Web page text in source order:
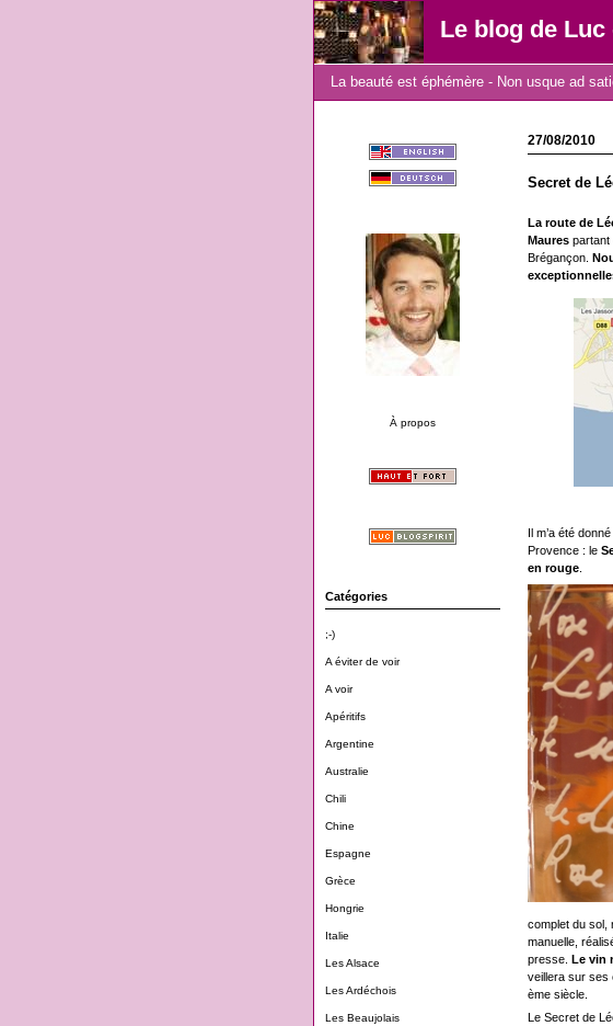
Le blog de
La beauté est éphémère - Non usque ad
À propos
Catégories
;-)
A éviter de voir
A voir
Apéritifs
Argentine
Australie
Chili
Chine
Espagne
Grèce
Hongrie
Italie
Les Alsace
Les Ardéchois
Les Beaujolais
27/08/2010
Secret de
La route de
Maures partant
Brégançon.
Il m’a été
Provence : le
en rouge.
complet du sol,
manuelle,
presse. Le vin
veillera sur ses
ème siècle.
Le Secret de